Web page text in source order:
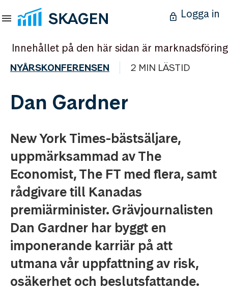
Logga in
Innehållet på den här sidan är marknadsföring
NYÅRSKONFERENSEN 2 MIN LÄSTID
Dan Gardner
New York Times-bästsäljare,
uppmärksammad av The
Economist, The FT med flera, samt
rådgivare till Kanadas
premiärminister. Grävjournalisten
Dan Gardner har byggt en
imponerande karriär på att
utmana vår uppfattning av risk,
osäkerhet och beslutsfattande.